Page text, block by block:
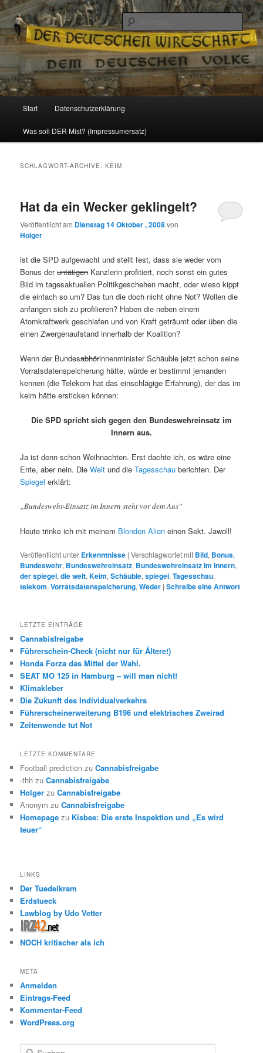
Reizzentrum
Politik, Wirtschaft, Soziales und Gesellschaft
Zum
Inhalt
Zum
sekundären
Start Datenschutzerklärung
Was soll DER Mist? (Impressumersatz)
SCHLAGWORT-ARCHIVE:KEIM
Hat da ein Wecker geklingelt?
Veröffentlicht am Dienstag 14 Oktober , 2008von
Holger
ist die SPD aufgewacht und stellt fest, dass sie weder vom
Bonus deruntätigen Kanzlerin profitiert, noch sonst ein gutes
Bild im tagesaktuellen Politikgeschehen macht, oder wieso kippt
die einfach so um? Das tun die doch nicht ohne Not? Wollen die
anfangen sich zu profilieren? Haben die neben einem
Atomkraftwerk geschlafen und von Kraft geträumt oder üben die
einen Zwergenaufstand innerhalb der Koalition?
Wenn der Bundesabhörinnenminister Schäuble jetzt schon seine
Vorratsdatenspeicherung hätte, würde er bestimmt jemanden
kennen (die Telekom hat das einschlägige Erfahrung), der das im
keim hätte ersticken können:
Die SPD spricht sich gegen den Bundeswehreinsatz im
Innern aus.
Ja ist denn schon Weihnachten. Erst dachte ich, es wäre eine
Ente, aber nein. DieWelt und dieTagesschau berichten. Der
Spiegel erklärt:
„Bundeswehr-Einsatz im Innern steht vor dem Aus“
Heute trinke ich mit meinem Blonden Alien einen Sekt. Jawoll!
Veröffentlicht unter Erkenntnisse |Verschlagwortet mit Bild, Bonus,
Bundeswehr, Bundeswehreinsatz, Bundeswehreinsatz Im Innern,
der spiegel,die welt,Keim,Schäuble,spiegel,Tagesschau,
telekom,Vorratsdatenspeicherung,Weder |Schreibe eine Antwort
LETZTE EINTRÄGE
Cannabisfreigabe
Führerschein-Check (nicht nur für Ältere!)
Honda Forza das Mittel der Wahl.
SEAT MO 125 in Hamburg – will man nicht!
Klimakleber
Die Zukunft des Individualverkehrs
Führerscheinerweiterung B196 und elektrisches Zweirad
Zeitenwende tut Not
LETZTE KOMMENTARE
Football prediction zuCannabisfreigabe
-thh zuCannabisfreigabe
Holger zuCannabisfreigabe
Anonym zuCannabisfreigabe
Homepage zu Kisbee: Die erste Inspektion und „Es wird
teuer“
LINKS
Der Tuedelkram
Erdstueck
Lawblog by Udo Vetter
NOCH kritischer als ich
META
Anmelden
Eintrags-Feed
Kommentar-Feed
WordPress.org